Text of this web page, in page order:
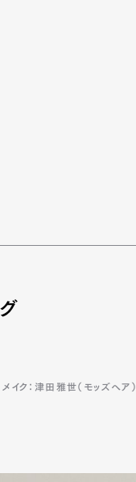
メイク：津田雅世（モッズヘア）